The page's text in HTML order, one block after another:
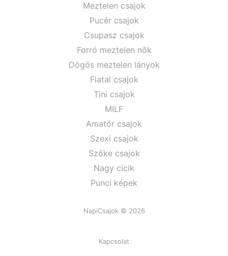
Meztelen csajok
Pucér csajok
Csupasz csajok
Forró meztelen nők
Dögös meztelen lányok
Fiatal csajok
Tini csajok
MILF
Amatőr csajok
Szexi csajok
Szőke csajok
Nagy cicik
Punci képek
NapiCsajok © 2026
Kapcsolat